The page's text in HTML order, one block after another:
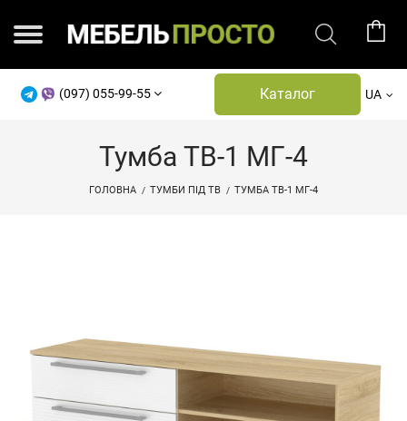
(097) 055-99-55 Каталог UA
Тумба ТВ-1 МГ-4
ГОЛОВНА ТУМБИ ПІД ТВ ТУМБА ТВ-1 МГ-4